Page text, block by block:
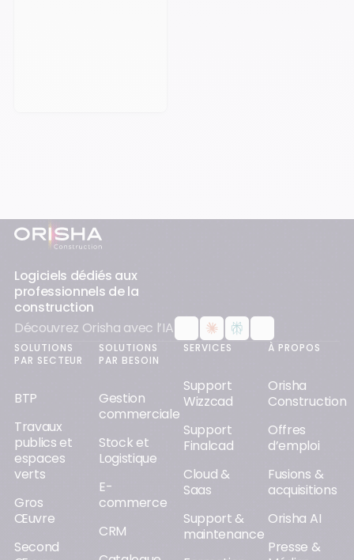
Pied-de-page
Logiciels dédiés aux
professionnels de la
construction
Découvrez Orisha avec l’IA
SOLUTIONS
PAR SECTEUR
BTP
Travaux
publics et
espaces
verts
Gros
Œuvre
Second
SOLUTIONS
PAR BESOIN
Gestion
commerciale
Stock et
Logistique
E-
commerce
CRM
SERVICES
Support
Wizzcad
Support
Finalcad
Cloud &
Saas
Support &
maintenance
À PROPOS
Orisha
Construction
Offres
d’emploi
Fusions &
acquisitions
Orisha AI
Presse &